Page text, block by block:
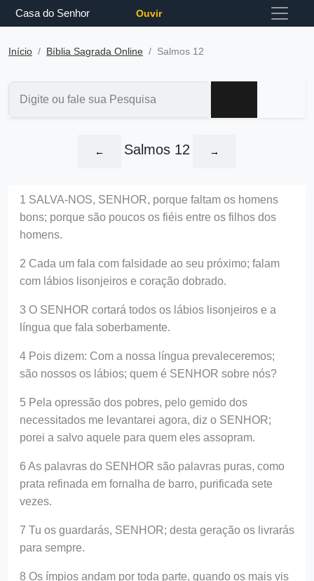
Casa do Senhor Ouvir
Início Bíblia Sagrada Online Salmos 12
← Salmos 12 →
1 SALVA-NOS, SENHOR, porque faltam os homens
bons; porque são poucos os fiéis entre os filhos dos
homens.
2 Cada um fala com falsidade ao seu próximo; falam
com lábios lisonjeiros e coração dobrado.
3 O SENHOR cortará todos os lábios lisonjeiros e a
língua que fala soberbamente.
4 Pois dizem: Com a nossa língua prevaleceremos;
são nossos os lábios; quem é SENHOR sobre nós?
5 Pela opressão dos pobres, pelo gemido dos
necessitados me levantarei agora, diz o SENHOR;
porei a salvo aquele para quem eles assopram.
6 As palavras do SENHOR são palavras puras, como
prata refinada em fornalha de barro, purificada sete
vezes.
7 Tu os guardarás, SENHOR; desta geração os livrarás
para sempre.
8 Os ímpios andam por toda parte, quando os mais vis